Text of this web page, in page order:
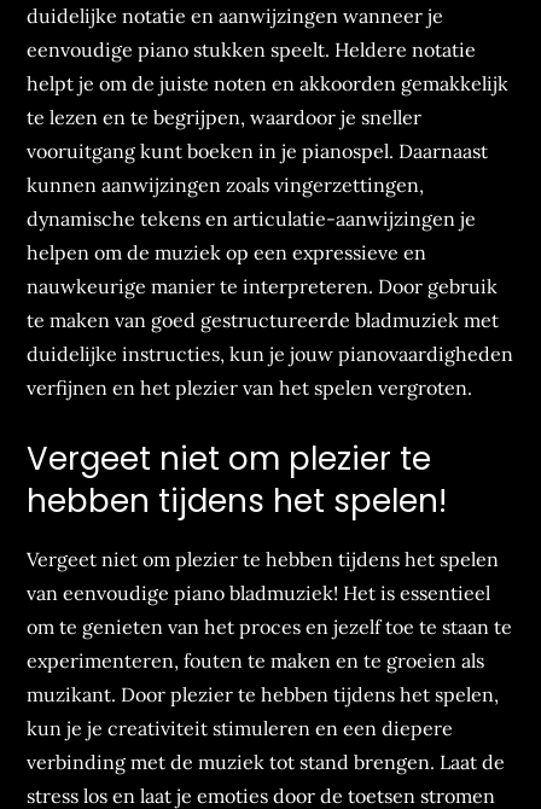
duidelijke notatie en aanwijzingen wanneer je
eenvoudige piano stukken speelt. Heldere notatie
helpt je om de juiste noten en akkoorden gemakkelijk
te lezen en te begrijpen, waardoor je sneller
vooruitgang kunt boeken in je pianospel. Daarnaast
kunnen aanwijzingen zoals vingerzettingen,
dynamische tekens en articulatie-aanwijzingen je
helpen om de muziek op een expressieve en
nauwkeurige manier te interpreteren. Door gebruik
te maken van goed gestructureerde bladmuziek met
duidelijke instructies, kun je jouw pianovaardigheden
verfijnen en het plezier van het spelen vergroten.
Vergeet niet om plezier te
hebben tijdens het spelen!
Vergeet niet om plezier te hebben tijdens het spelen
van eenvoudige piano bladmuziek! Het is essentieel
om te genieten van het proces en jezelf toe te staan ​​te
experimenteren, fouten te maken en te groeien als
muzikant. Door plezier te hebben tijdens het spelen,
kun je je creativiteit stimuleren en een diepere
verbinding met de muziek tot stand brengen. Laat de
stress los en laat je emoties door de toetsen stromen